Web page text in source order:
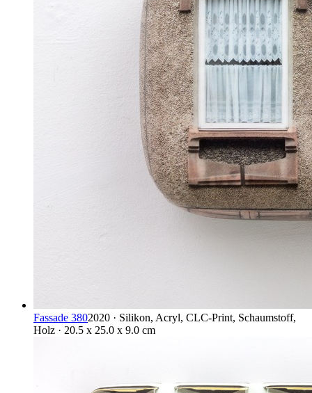
Fassade 3802020 · Silikon, Acryl, CLC-Print, Schaumstoff,
Holz · 20.5 x 25.0 x 9.0 cm